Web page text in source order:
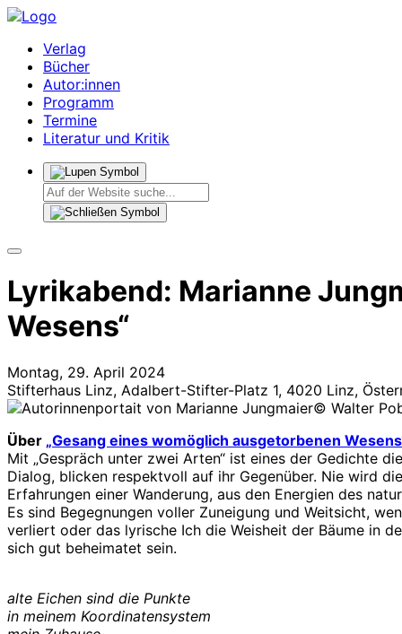
Verlag
Bücher
Autor:innen
Programm
Termine
Literatur und Kritik
Lyrikabend: Marianne
Wesens“
Montag, 29. April 2024
Stifterhaus Linz, Adalbert-Stifter-Platz 1, 4020 Linz,
© Walter
Über „Gesang eines womöglich ausgetorbenen
Mit „Gespräch unter zwei Arten“ ist eines der Gedichte
Dialog, blicken respektvoll auf ihr Gegenüber. Nie wird
Erfahrungen einer Wanderung, aus den Energien des
Es sind Begegnungen voller Zuneigung und Weitsicht,
verliert oder das lyrische Ich die Weisheit der Bäume in
sich gut beheimatet sein.
alte Eichen sind die Punkte
in meinem Koordinatensystem